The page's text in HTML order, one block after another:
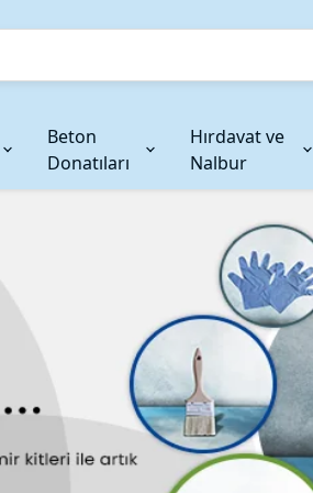
Karbon Fiber
Karbon Fiber Kumaşlar
Karbon Fiber Kırpılmış
Karbon Fiber İplik
Beton
Donatıları
Hırdavat ve
Nalbur